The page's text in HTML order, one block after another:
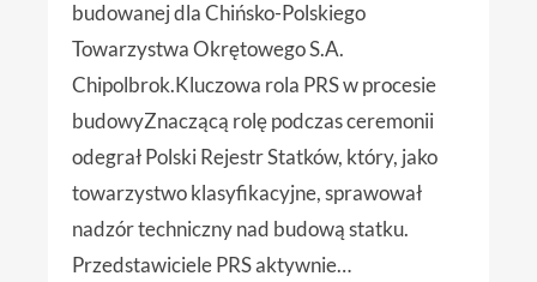
budowanej dla Chińsko-Polskiego
Towarzystwa Okrętowego S.A.
Chipolbrok.Kluczowa rola PRS w procesie
budowyZnaczącą rolę podczas ceremonii
odegrał Polski Rejestr Statków, który, jako
towarzystwo klasyfikacyjne, sprawował
nadzór techniczny nad budową statku.
Przedstawiciele PRS aktywnie…